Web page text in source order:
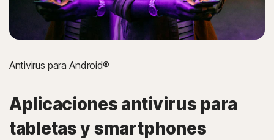
Antivirus para Android®
Aplicaciones antivirus para
tabletas y smartphones